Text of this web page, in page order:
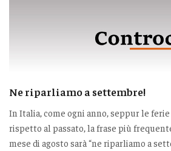
Ne riparliamo a settembre!
In Italia, come ogni anno, seppur le
rispetto al passato, la frase più
mese di agosto sarà “ne riparliamo a